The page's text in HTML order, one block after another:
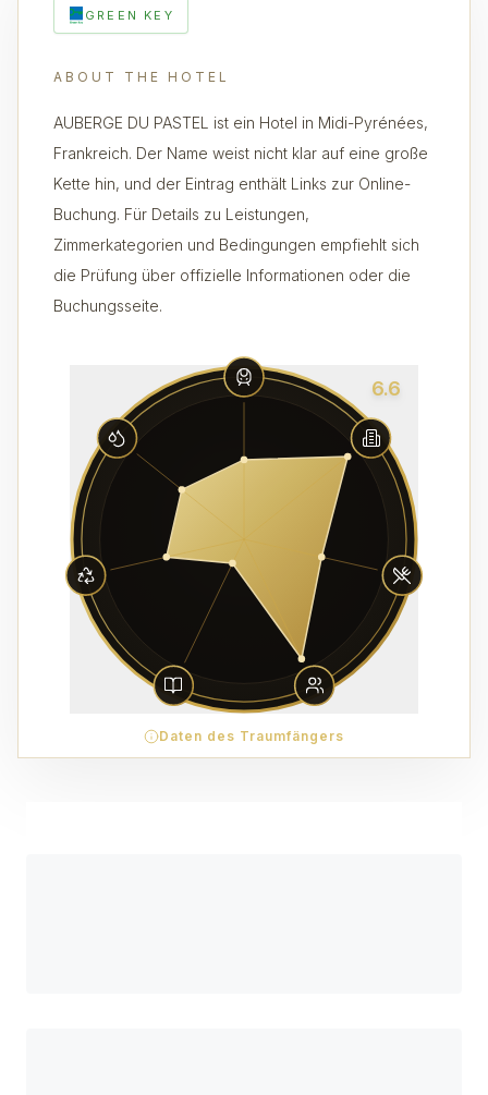
GREEN KEY
ABOUT THE HOTEL
AUBERGE DU PASTEL ist ein Hotel in Midi-Pyrénées,
Frankreich. Der Name weist nicht klar auf eine große
Kette hin, und der Eintrag enthält Links zur Online-
Buchung. Für Details zu Leistungen,
Zimmerkategorien und Bedingungen empfiehlt sich
die Prüfung über offizielle Informationen oder die
Buchungsseite.
6.6
Daten des Traumfängers